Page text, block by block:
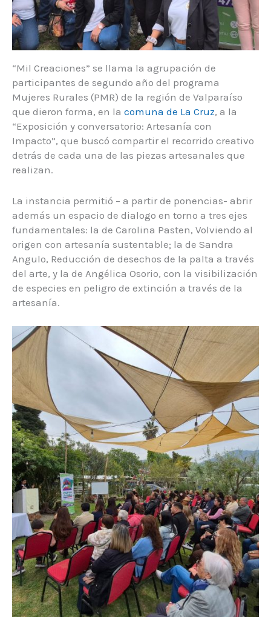
“Mil Creaciones” se llama la agrupación de
participantes de segundo año del programa
Mujeres Rurales (PMR) de la región de Valparaíso
que dieron forma, en la comuna de La Cruz, a la
“Exposición y conversatorio: Artesanía con
Impacto”, que buscó compartir el recorrido creativo
detrás de cada una de las piezas artesanales que
realizan.
La instancia permitió – a partir de ponencias- abrir
además un espacio de dialogo en torno a tres ejes
fundamentales: la de Carolina Pasten, Volviendo al
origen con artesanía sustentable; la de Sandra
Angulo, Reducción de desechos de la palta a través
del arte, y la de Angélica Osorio, con la visibilización
de especies en peligro de extinción a través de la
artesanía.